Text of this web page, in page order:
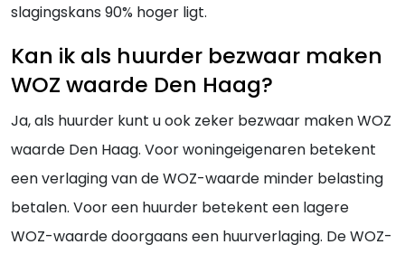
slagingskans 90% hoger ligt.
Kan ik als huurder bezwaar maken
WOZ waarde Den Haag?
Ja, als huurder kunt u ook zeker bezwaar maken WOZ
waarde Den Haag. Voor woningeigenaren betekent
een verlaging van de WOZ-waarde minder belasting
betalen. Voor een huurder betekent een lagere
WOZ-waarde doorgaans een huurverlaging. De WOZ-